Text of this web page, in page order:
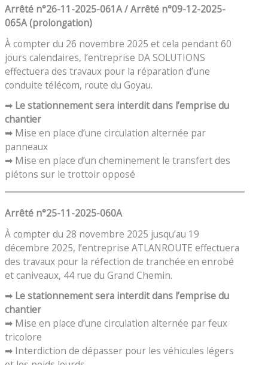
Arrêté n°26-11-2025-061A / Arrêté n°09-12-2025-
065A(prolongation)
À compter du 26 novembre 2025 et cela pendant 60
jours calendaires, l’entreprise DA SOLUTIONS
effectuera des travaux pour la réparation d’une
conduite télécom, route du Goyau.
➡ Le stationnement sera interdit dans l’emprise du
chantier
➡ Mise en place d’une circulation alternée par
panneaux
➡ Mise en place d’un cheminement le transfert des
piétons sur le trottoir opposé
Arrêté n°25-11-2025-060A
À compter du 28 novembre 2025 jusqu’au 19
décembre 2025, l’entreprise ATLANROUTE effectuera
des travaux pour la réfection de tranchée en enrobé
et caniveaux, 44 rue du Grand Chemin.
➡ Le stationnement sera interdit dans l’emprise du
chantier
➡ Mise en place d’une circulation alternée par feux
tricolore
➡ Interdiction de dépasser pour les véhicules légers